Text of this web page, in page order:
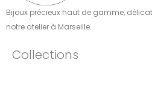
Bijoux précieux haut de gamme,
notre atelier à Marseille.​
Collections